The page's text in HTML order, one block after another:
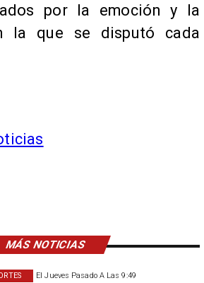
MÁS NOTICIAS
El Jueves Pasado A Las 9:49
por la emoción y la
la que se disputó cada